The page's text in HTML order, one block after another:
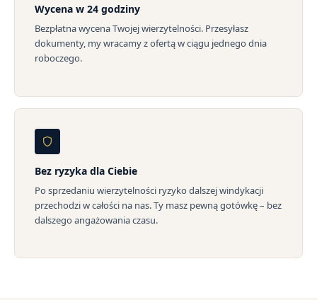
Wycena w 24 godziny
Bezpłatna wycena Twojej wierzytelności. Przesyłasz
dokumenty, my wracamy z ofertą w ciągu jednego dnia
roboczego.
Bez ryzyka dla Ciebie
Po sprzedaniu wierzytelności ryzyko dalszej windykacji
przechodzi w całości na nas. Ty masz pewną gotówkę – bez
dalszego angażowania czasu.